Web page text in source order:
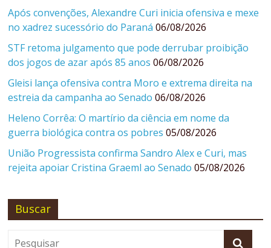
Após convenções, Alexandre Curi inicia ofensiva e mexe
no xadrez sucessório do Paraná 06/08/2026
STF retoma julgamento que pode derrubar proibição
dos jogos de azar após 85 anos 06/08/2026
Gleisi lança ofensiva contra Moro e extrema direita na
estreia da campanha ao Senado 06/08/2026
Heleno Corrêa: O martírio da ciência em nome da
guerra biológica contra os pobres 05/08/2026
União Progressista confirma Sandro Alex e Curi, mas
rejeita apoiar Cristina Graeml ao Senado 05/08/2026
Buscar